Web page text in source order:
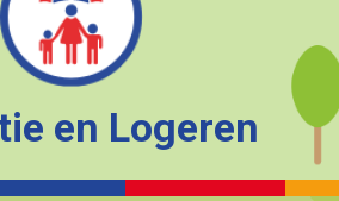
en Logeren